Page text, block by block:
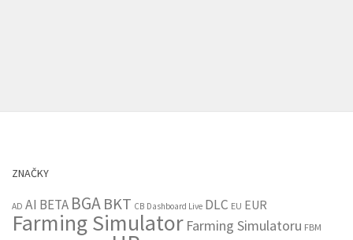
ZNAČKY
AD AI BETA BGABKT CB Dashboard Live DLC EU EUR
Farming Simulator Farming Simulatoru FBM